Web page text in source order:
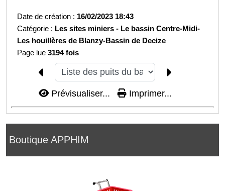
Boutique APPHIM
Date de création : 16/02/2023 18:43
Catégorie : Les sites miniers - Le bassin Centre-Midi-
Les houillères de Blanzy-Bassin de Decize
Page lue3194 fois
Prévisualiser... Imprimer...